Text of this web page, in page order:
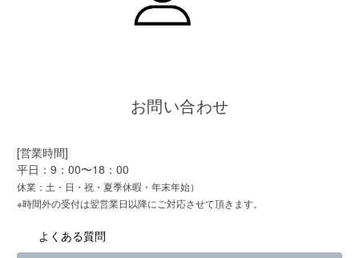
お問い合わせ
[営業時間]
平日：9：00〜18：00
休業：土・日・祝・夏季休暇・年末年始）
※時間外の受付は翌営業日以降にご対応させて頂きます。
よくある質問